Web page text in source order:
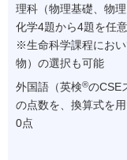
理科（物理基礎、物
化学4題から4題を任
※生命科学課程にお
物）の選択も可能
外国語（英検®のCSE
の点数を、換算式を
0点